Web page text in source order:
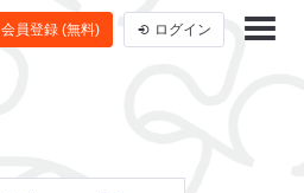
会員登録 (無料) ログイン